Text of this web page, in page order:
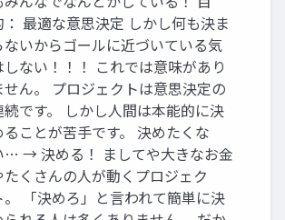
： 最適な意思決定 しかし何も決ま
ないからゴールに近づいている気
しない！！！ これでは意味があり
せん。 プロジェクトは意思決定の
続です。 しかし人間は本能的に決
ることが苦手です。 決めたくな
… → 決める！ ましてや大きなお金
たくさんの人が動くプロジェク
。 「決めろ」と言われて簡単に決